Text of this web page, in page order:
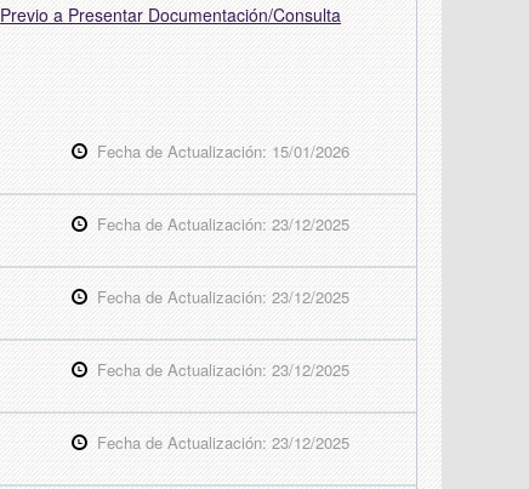
Previo a Presentar Documentación/Consulta
Fecha de Actualización: 15/01/2026
Fecha de Actualización: 23/12/2025
Fecha de Actualización: 23/12/2025
Fecha de Actualización: 23/12/2025
Fecha de Actualización: 23/12/2025